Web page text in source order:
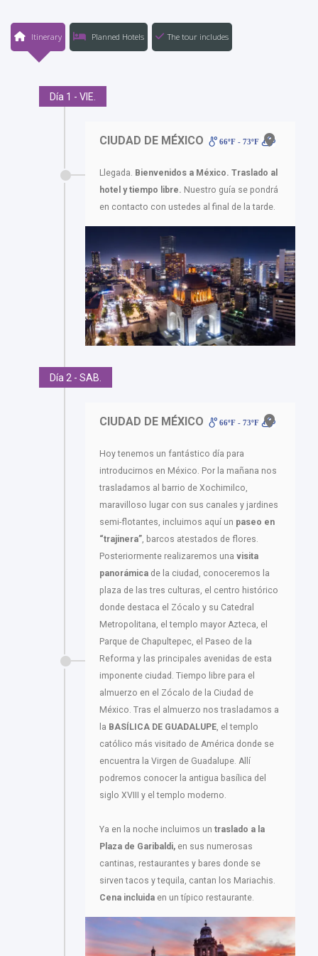
Itinerary Planned Hotels The tour includes
Día 1 - VIE.
CIUDAD DE MÉXICO 66ºF - 73ºF
Llegada. Bienvenidos a México. Traslado al
hotel y tiempo libre. Nuestro guía se pondrá
en contacto con ustedes al final de la tarde.
Día 2 - SAB.
CIUDAD DE MÉXICO 66ºF - 73ºF
Hoy tenemos un fantástico día para
introducirnos en México. Por la mañana nos
trasladamos al barrio de Xochimilco,
maravilloso lugar con sus canales y jardines
semi-flotantes, incluimos aquí un paseo en
“trajinera”, barcos atestados de flores.
Posteriormente realizaremos una visita
panorámica de la ciudad, conoceremos la
plaza de las tres culturas, el centro histórico
donde destaca el Zócalo y su Catedral
Metropolitana, el templo mayor Azteca, el
Parque de Chapultepec, el Paseo de la
Reforma y las principales avenidas de esta
imponente ciudad. Tiempo libre para el
almuerzo en el Zócalo de la Ciudad de
México. Tras el almuerzo nos trasladamos a
la BASÍLICA DE GUADALUPE, el templo
católico más visitado de América donde se
encuentra la Virgen de Guadalupe. Allí
podremos conocer la antigua basílica del
siglo XVIII y el templo moderno.
Ya en la noche incluimos un traslado a la
Plaza de Garibaldi, en sus numerosas
cantinas, restaurantes y bares donde se
sirven tacos y tequila, cantan los Mariachis.
Cena incluida en un típico restaurante.